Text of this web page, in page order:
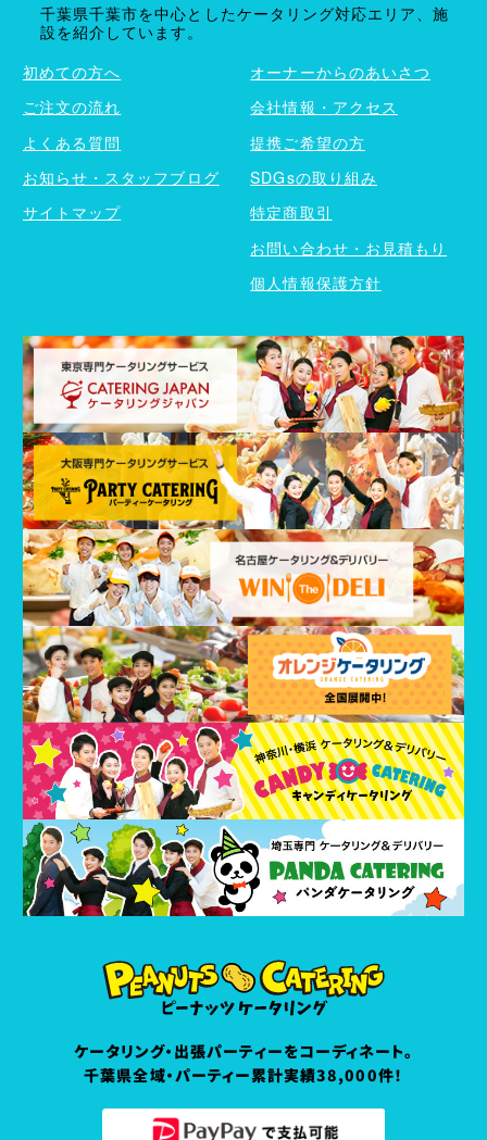
ケータリング・出張パーティーをコーディネート。
千葉県全域・パーティー累計実績38,000件！
千葉県千葉市を中心としたケータリング対応エリア、施
設を紹介しています。
初めての方へ
ご注文の流れ
よくある質問
お知らせ・スタッフブログ
サイトマップ
オーナーからのあいさつ
会社情報・アクセス
提携ご希望の方
SDGsの取り組み
特定商取引
お問い合わせ・お見積もり
個人情報保護方針